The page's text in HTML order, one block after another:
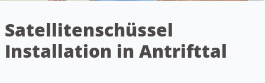
Satellitenschüssel
Installation in Antrifttal